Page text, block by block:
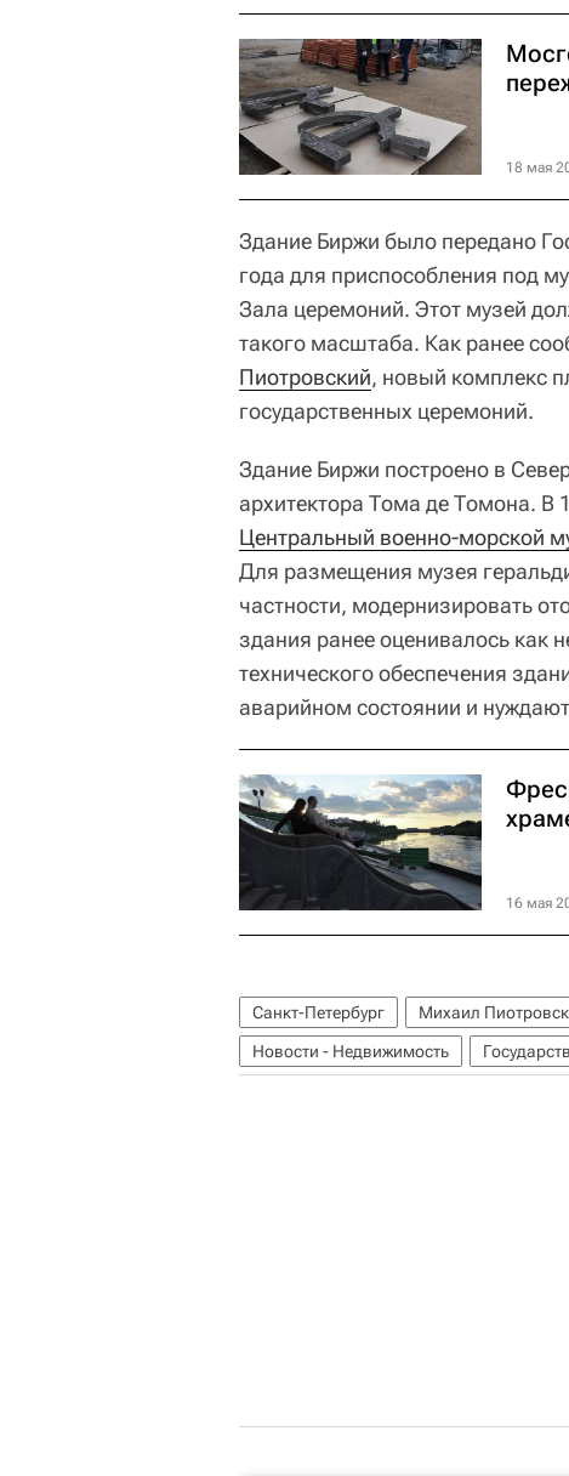
18 мая
Здание Биржи было передано
года для приспособления под
Зала церемоний. Этот музей
такого масштаба. Как ранее
Пиотровский, новый комплекс
государственных церемоний.
Здание Биржи построено в
архитектора Тома де Томона. В
Центральный военно-морской
Для размещения музея
частности, модернизировать
здания ранее оценивалось как
технического обеспечения
аварийном состоянии и
16 мая
Санкт-Петербург Михаил
Новости - Недвижимость